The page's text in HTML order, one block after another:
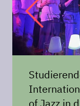
of Jazz in